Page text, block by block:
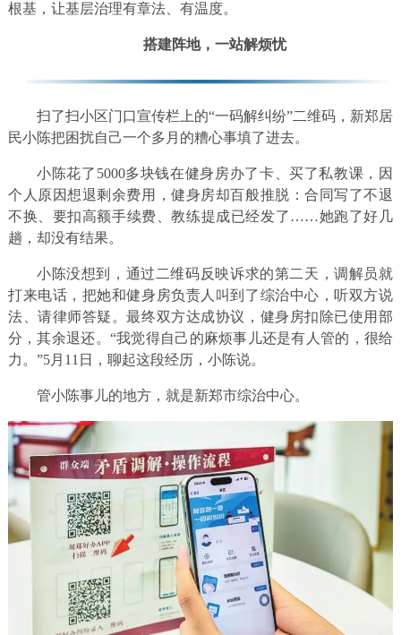
根基，让基层治理有章法、有温度。
搭建阵地，一站解烦忧
扫了扫小区门口宣传栏上的“一码解纠纷”二维码，新郑居
民小陈把困扰自己一个多月的糟心事填了进去。
小陈花了5000多块钱在健身房办了卡、买了私教课，因
个人原因想退剩余费用，健身房却百般推脱：合同写了不退
不换、要扣高额手续费、教练提成已经发了……她跑了好几
趟，却没有结果。
小陈没想到，通过二维码反映诉求的第二天，调解员就
打来电话，把她和健身房负责人叫到了综治中心，听双方说
法、请律师答疑。最终双方达成协议，健身房扣除已使用部
分，其余退还。“我觉得自己的麻烦事儿还是有人管的，很给
力。”5月11日，聊起这段经历，小陈说。
管小陈事儿的地方，就是新郑市综治中心。